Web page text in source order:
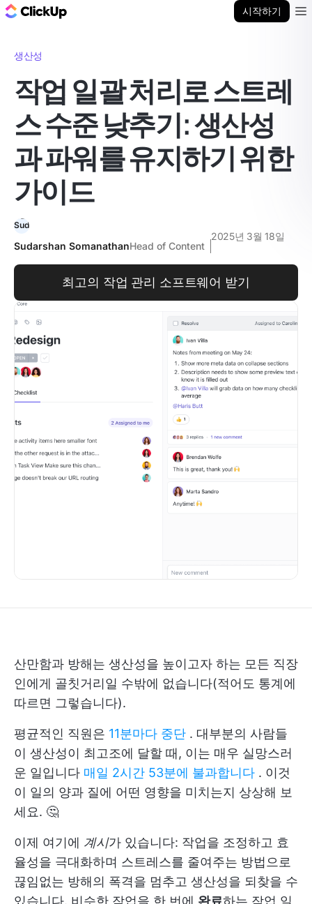
시작하기
생산성
작업 일괄 처리로 스트레
스 수준 낮추기: 생산성
과 파워를 유지하기 위한
가이드
Sudarshan SomanathanHead of Content
2025년 3월 18일
최고의 작업 관리 소프트웨어 받기
산만함과 방해는 생산성을 높이고자 하는 모든 직장
인에게 골칫거리일 수밖에 없습니다(적어도 통계에
따르면 그렇습니다).
평균적인 직원은 11분마다 중단 . 대부분의 사람들
이 생산성이 최고조에 달할 때, 이는 매우 실망스러
운 일입니다 매일 2시간 53분에 불과합니다 . 이것
이 일의 양과 질에 어떤 영향을 미치는지 상상해 보
세요. 🤔
이제 여기에 계시가 있습니다: 작업을 조정하고 효
율성을 극대화하며 스트레스를 줄여주는 방법으로
끊임없는 방해의 폭격을 멈추고 생산성을 되찾을 수
있습니다. 비슷한 작업을 한 번에 완료하는 작업 일